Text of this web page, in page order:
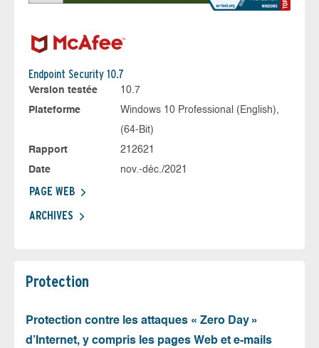
Endpoint Security 10.7
Version testée
10.7
Plateforme
Windows 10 Professional (English),
(64-Bit)
Rapport
212621
Date
nov.-déc./2021
PAGE WEB
ARCHIVES
Protection
Protection contre les attaques « Zero Day »
d’Internet, y compris les pages Web et e-mails